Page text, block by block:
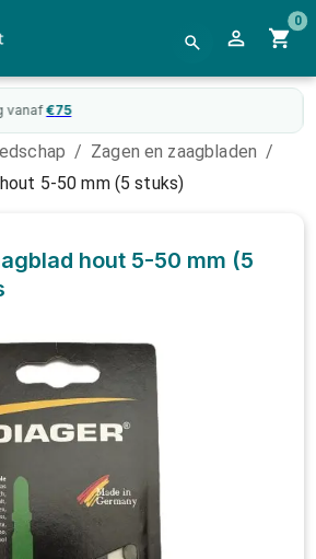
0
vanaf €75
/ Zagen en zaagbladen /
5-50 mm (5 stuks)
hout 5-50 mm (5